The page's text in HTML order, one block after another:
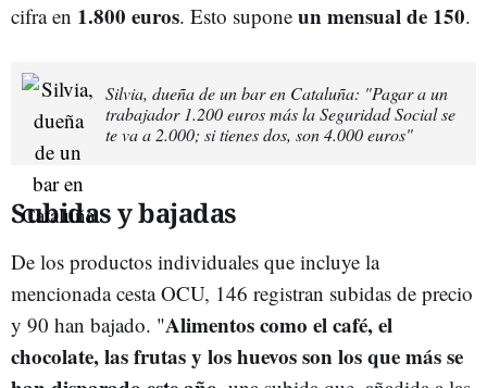
cifra en 1.800 euros. Esto supone un mensual de 150.
Silvia, dueña de un bar en Cataluña: "Pagar a un
trabajador 1.200 euros más la Seguridad Social se
te va a 2.000; si tienes dos, son 4.000 euros"
Subidas y bajadas
De los productos individuales que incluye la
mencionada cesta OCU, 146 registran subidas de precio
y 90 han bajado. "Alimentos como el café, el
chocolate, las frutas y los huevos son los que más se